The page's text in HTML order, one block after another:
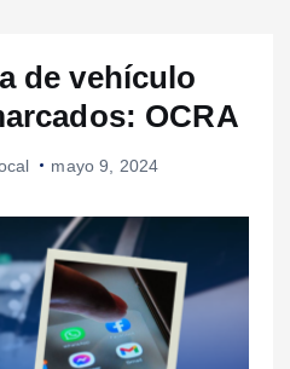
de vehículo
OCRA
mayo 9, 2024